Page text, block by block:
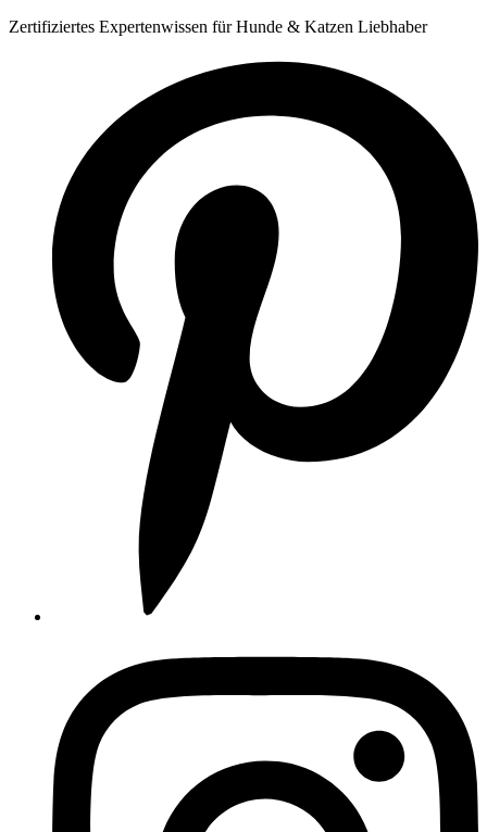
Zum
Zertifiziertes Expertenwissen für Hunde & Katzen Liebhaber